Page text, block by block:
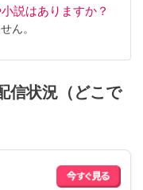
説はありますか？
ん。
信状況（どこで